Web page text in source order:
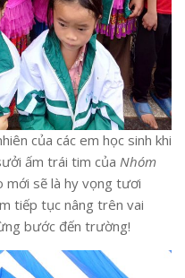
của các em học sinh khi
ấm trái tim của Nhóm
mới sẽ là hy vọng tươi
tiếp tục nâng trên vai
bước đến trường!